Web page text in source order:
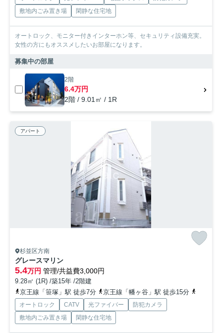
敷地内ごみ置き場
閑静な住宅地
オートロック、モニター付きインターホン等、セキュリティ設備充実。
女性の方にもオススメしたいお部屋になります。
募集中の部屋
2階
6.4万円
2階 / 9.01㎡ / 1R
アパート
杉並区方南
グレースマリン
5.4万円 管理/共益費3,000円
9.28㎡ (1R) /築15年 /2階建
京王線「笹塚」駅 徒歩7分
京王線「幡ヶ谷」駅 徒歩15分
オートロック CATV 光ファイバー
防犯カメラ
敷地内ごみ置き場
閑静な住宅地